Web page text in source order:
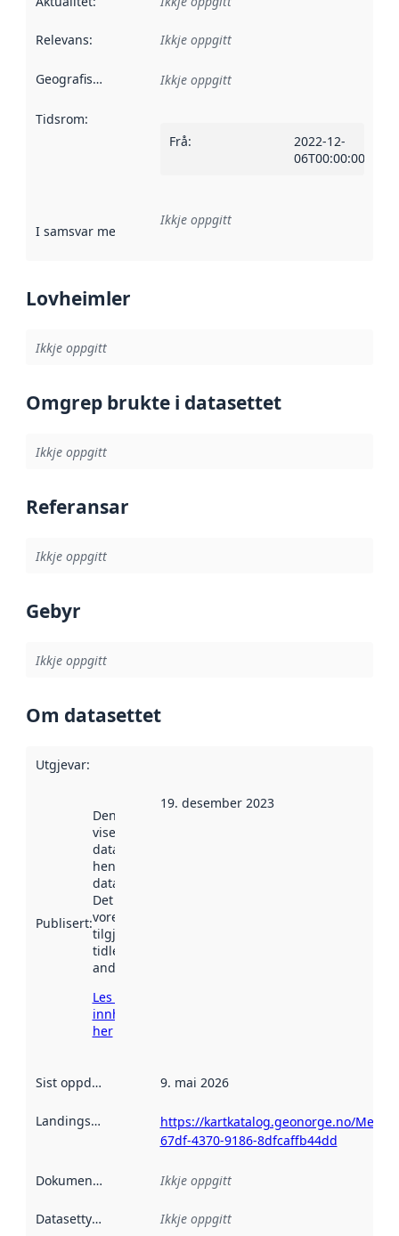
Relevans: Ikkje oppgitt
Geografisk område Ikkje oppgitt
Tidsrom:
Frå:
2022-12-
06T00:00:00Z
I samsvar med Referanse til ei implementeringsregel eller
Ikkje oppgitt
Lovheimler
Ikkje oppgitt
Omgrep brukte i datasettet
Ikkje oppgitt
Referansar
Ikkje oppgitt
Gebyr
Ikkje oppgitt
Om datasettet
Utgjevar:
Publisert:
Denne datoen
viser når
datasettet vart
henta inn av
data.norge.no.
Det kan ha
vore
tilgjengeleg
tidlegare
andre stader.
Les meir om
innhenting
her
19. desember 2023
Sist oppdatert 9. mai 2026
Landingsside
https://kartkatalog.geonorge.no/
67df-4370-9186-8dfcaffb44dd
Dokumentasjon Ikkje oppgitt
Datasettype Ikkje oppgitt